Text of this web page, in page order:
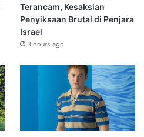
Terancam, Kesaksian
Penyiksaan Brutal di Penjara
Israel
3 hours ago